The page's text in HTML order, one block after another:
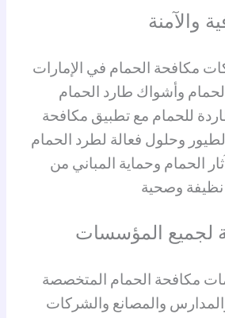
والآمنة
مكافحة الحمام في الإمارات
وأشواك طارد الحمام
للحمام مع تطبيق مكافحة
وحلول فعالة لطرد الحمام
الحمام وحماية المباني من
نظيفة وصحية
لجميع المؤسسات
مكافحة الحمام المتخصصة
والمصانع والشركات